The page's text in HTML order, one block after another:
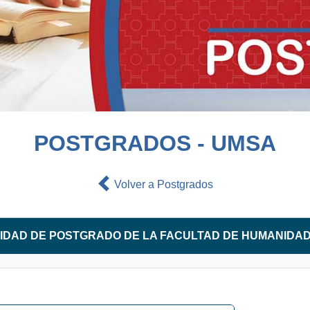
POSTGRADOS - UMSA
Volver a Postgrados
DE POSTGRADO DE LA FACULTAD DE